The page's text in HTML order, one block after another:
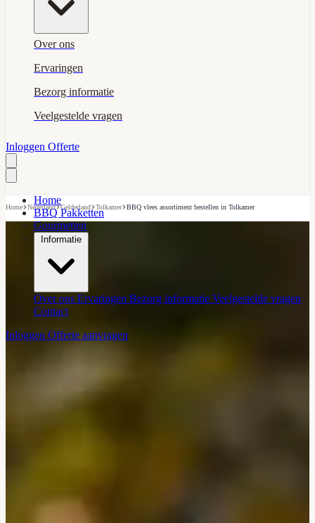
Over ons
Ervaringen
Bezorg informatie
Veelgestelde vragen
Inloggen Offerte
Home
BBQ Pakketten
Gourmetten
Informatie
Over ons Ervaringen Bezorg informatie Veelgestelde vragen
Contact
Inloggen Offerte aanvragen
Home›Nederland›Gelderland›Tolkamer›BBQ vlees assortiment bestellen in Tolkamer